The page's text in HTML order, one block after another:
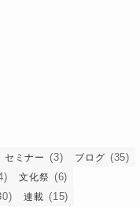
セミナー (3) ブログ (35)
文化祭 (6)
連載 (15)